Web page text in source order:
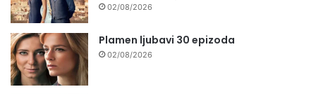
02/08/2026
Plamen ljubavi 30 epizoda
02/08/2026